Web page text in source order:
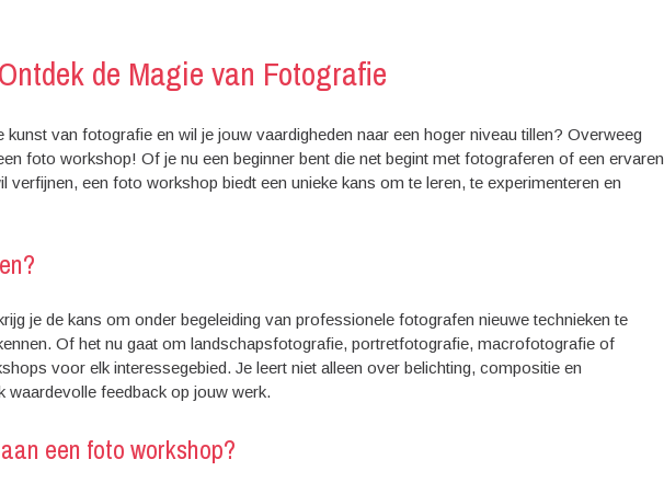
de Magie van Fotografie
van fotografie en wil je jouw vaardigheden naar een hoger niveau tillen? Overweeg
foto workshop! Of je nu een beginner bent die net begint met fotograferen of een ervaren
verfijnen, een foto workshop biedt een unieke kans om te leren, te experimenteren en
je de kans om onder begeleiding van professionele fotografen nieuwe technieken te
Of het nu gaat om landschapsfotografie, portretfotografie, macrofotografie of
voor elk interessegebied. Je leert niet alleen over belichting, compositie en
waardevolle feedback op jouw werk.
een foto workshop?